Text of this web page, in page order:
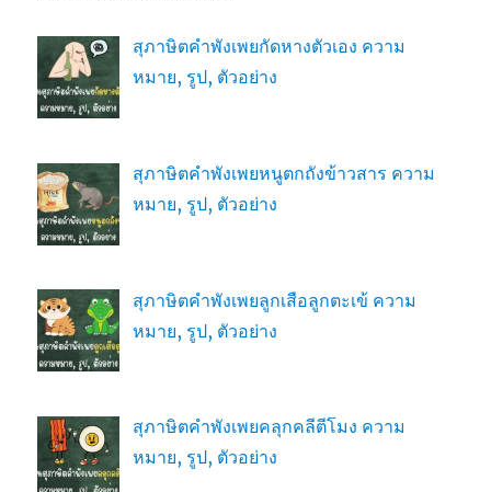
สุภาษิตคำพังเพยกัดหางตัวเอง ความ
หมาย, รูป, ตัวอย่าง
สุภาษิตคำพังเพยหนูตกถังข้าวสาร ความ
หมาย, รูป, ตัวอย่าง
สุภาษิตคำพังเพยลูกเสือลูกตะเข้ ความ
หมาย, รูป, ตัวอย่าง
สุภาษิตคำพังเพยคลุกคลีตีโมง ความ
หมาย, รูป, ตัวอย่าง